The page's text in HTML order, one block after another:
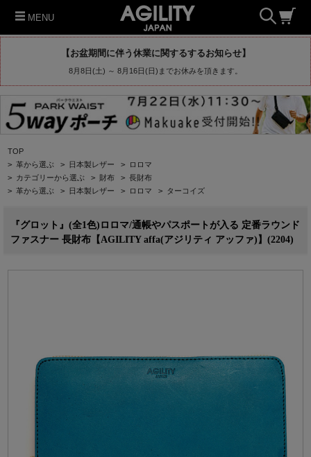
MENU
【お盆期間に伴う休業に関するするお知らせ】
8月8日(土) ～ 8月16日(日)までお休みを頂きます。
TOP
> 革から選ぶ > 日本製レザー > ロロマ
> カテゴリーから選ぶ > 財布 > 長財布
> 革から選ぶ > 日本製レザー > ロロマ > ターコイズ
『グロット』(全1色)ロロマ/通帳やパスポートが入る 定番ラウンド
ファスナー 長財布【AGILITY affa(アジリティ アッファ)】(2204)